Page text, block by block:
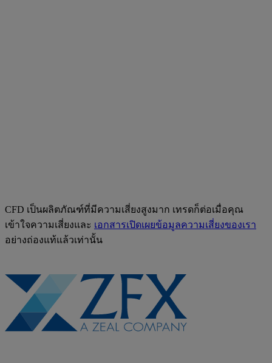
CFD เป็นผลิตภัณฑ์ที่มีความเสี่ยงสูงมาก เทรดก็ต่อเมื่อคุณ
เข้าใจความเสี่ยงและ เอกสารเปิดเผยข้อมูลความเสี่ยงของเรา
อย่างถ่องแท้แล้วเท่านั้น